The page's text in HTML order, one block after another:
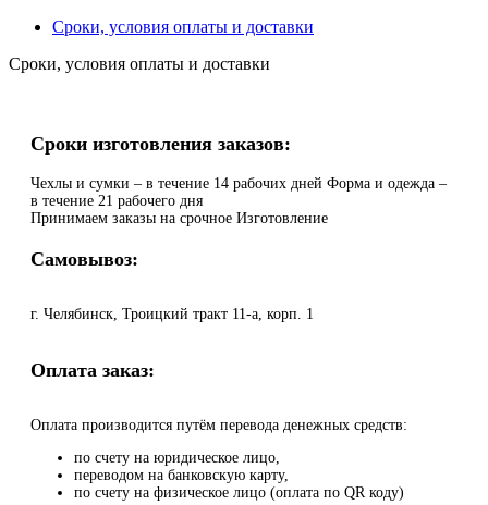
Сроки, условия оплаты и доставки
Сроки, условия оплаты и доставки
Сроки изготовления заказов:
Чехлы и сумки – в течение 14 рабочих дней Форма и одежда –
в течение 21 рабочего дня
Принимаем заказы на срочное Изготовление
Самовывоз:
г. Челябинск, Троицкий тракт 11-а, корп. 1
Оплата заказ:
Оплата производится путём перевода денежных средств:
по счету на юридическое лицо,
переводом на банковскую карту,
по счету на физическое лицо (оплата по QR коду)